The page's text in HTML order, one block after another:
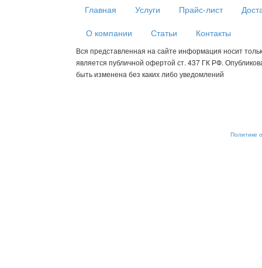
Главная
Услуги Прайс-лист
О компании
Статьи Контакты
Вся представленная на сайте информация носит
является публичной офертой ст. 437 ГК РФ.
быть изменена без каких либо уведомлений
Политике